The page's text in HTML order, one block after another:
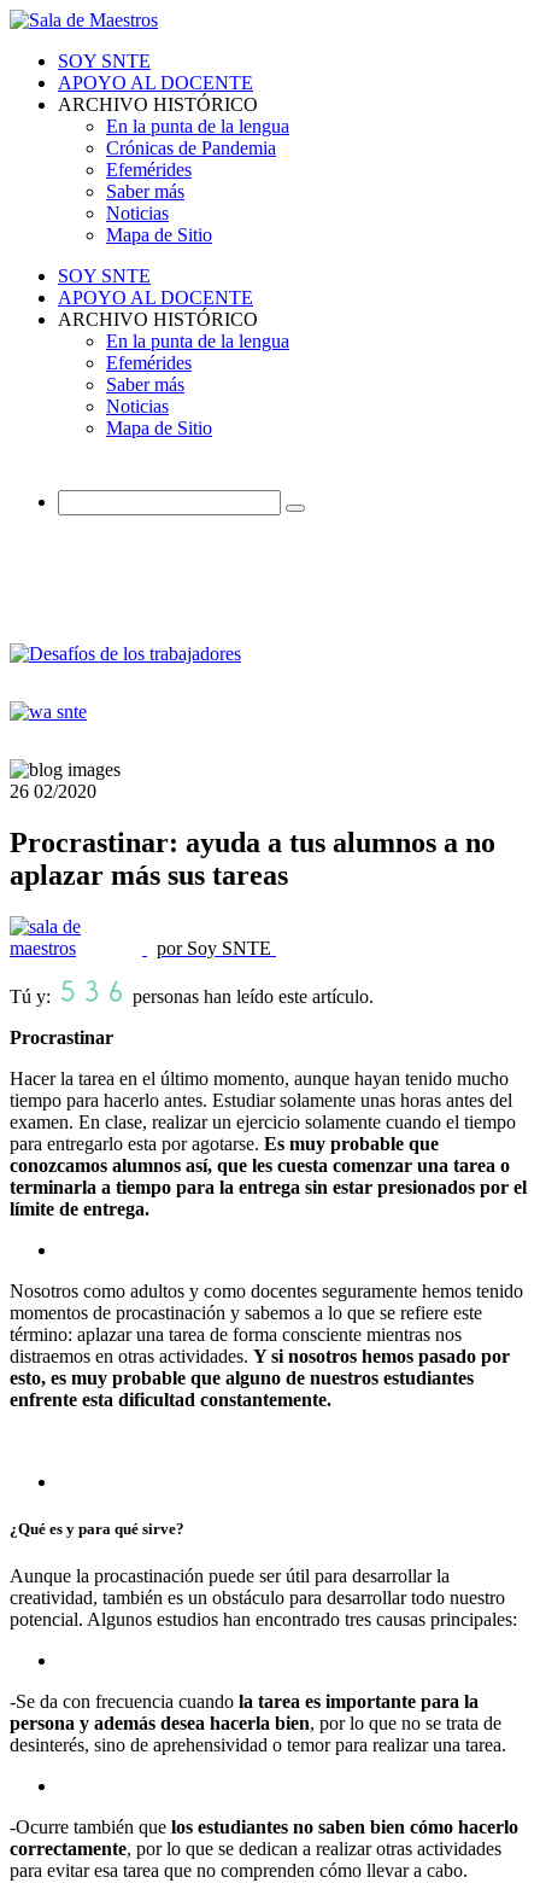
SOY SNTE
APOYO AL DOCENTE
ARCHIVO HISTÓRICO
En la punta de la lengua
Crónicas de Pandemia
Efemérides
Saber más
Noticias
Mapa de Sitio
SOY SNTE
APOYO AL DOCENTE
ARCHIVO HISTÓRICO
En la punta de la lengua
Efemérides
Saber más
Noticias
Mapa de Sitio
26 02/2020
Procrastinar: ayuda a tus alumnos a no
aplazar más sus tareas
por Soy SNTE
Tú y:
personas han leído este artículo.
Procrastinar
Hacer la tarea en el último momento, aunque hayan tenido mucho
tiempo para hacerlo antes. Estudiar solamente unas horas antes del
examen. En clase, realizar un ejercicio solamente cuando el tiempo
para entregarlo esta por agotarse. Es muy probable que
conozcamos alumnos así, que les cuesta comenzar una tarea o
terminarla a tiempo para la entrega sin estar presionados por el
límite de entrega.
Nosotros como adultos y como docentes seguramente hemos tenido
momentos de procastinación y sabemos a lo que se refiere este
término: aplazar una tarea de forma consciente mientras nos
distraemos en otras actividades. Y si nosotros hemos pasado por
esto, es muy probable que alguno de nuestros estudiantes
enfrente esta dificultad constantemente.
¿Qué es y para qué sirve?
Aunque la procastinación puede ser útil para desarrollar la
creatividad, también es un obstáculo para desarrollar todo nuestro
potencial. Algunos estudios han encontrado tres causas principales:
-Se da con frecuencia cuando la tarea es importante para la
persona y además desea hacerla bien, por lo que no se trata de
desinterés, sino de aprehensividad o temor para realizar una tarea.
-Ocurre también que los estudiantes no saben bien cómo hacerlo
correctamente, por lo que se dedican a realizar otras actividades
para evitar esa tarea que no comprenden cómo llevar a cabo.